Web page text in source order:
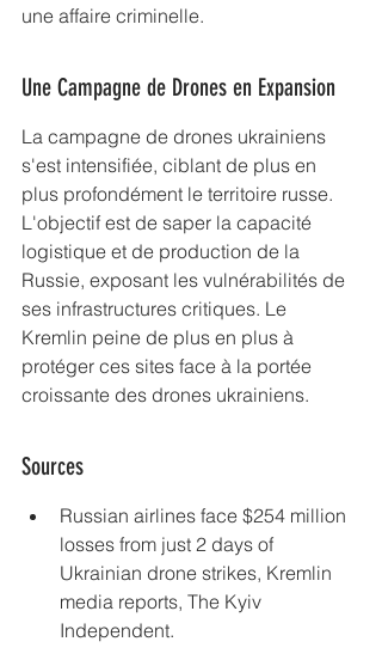
une affaire criminelle.
Une Campagne de Drones en Expansion
La campagne de drones ukrainiens
s'est intensifiée, ciblant de plus en
plus profondément le territoire russe.
L'objectif est de saper la capacité
logistique et de production de la
Russie, exposant les vulnérabilités de
ses infrastructures critiques. Le
Kremlin peine de plus en plus à
protéger ces sites face à la portée
croissante des drones ukrainiens.
Sources
Russian airlines face $254 million
losses from just 2 days of
Ukrainian drone strikes, Kremlin
media reports, The Kyiv
Independent.